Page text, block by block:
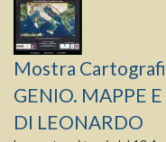
Mostra
GENIO. MAPPE
DI LEONARDO